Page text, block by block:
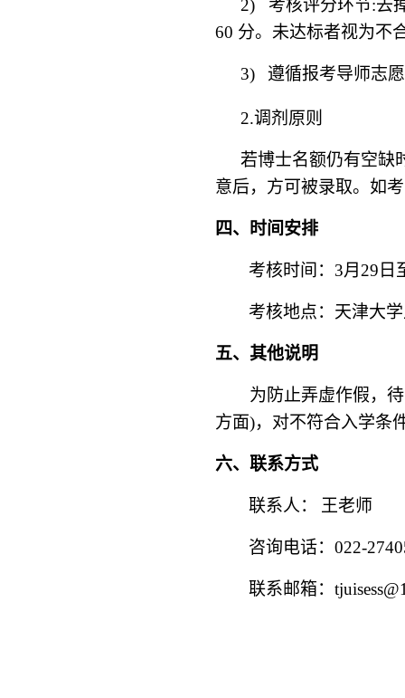
2) 考核评分环节:去
60 分。未达标者视为不
3) 遵循报考导师志
2.调剂原则
若博士名额仍有空缺
意后，方可被录取。如
四、时间安排
考核时间： 3月 29 日
考核地点：天津大
五、其他说明
为防止弄虚作假，
方面)，对不符合入学条
六、联系方式
联系人： 王老师
咨询电话： 022-
联系邮箱：